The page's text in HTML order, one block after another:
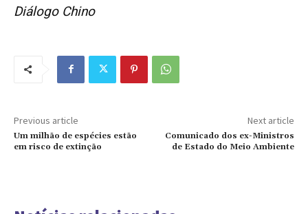
Diálogo Chino
Previous article
Um milhão de espécies estão
em risco de extinção
Next article
Comunicado dos ex-Ministros
de Estado do Meio Ambiente